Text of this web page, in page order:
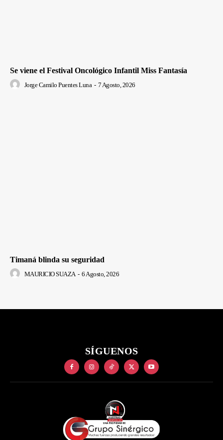
Se viene el Festival Oncológico Infantil Miss Fantasía
Jorge Camilo Puentes Luna - 7 Agosto, 2026
Timaná blinda su seguridad
MAURICIO SUAZA - 6 Agosto, 2026
SÍGUENOS